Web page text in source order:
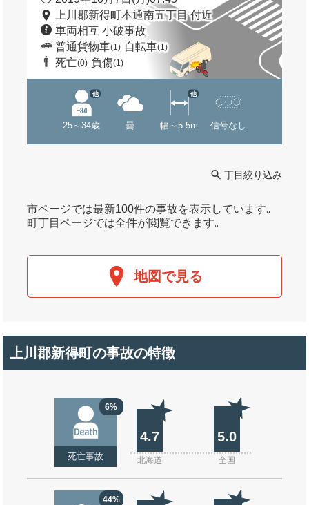
上川郡新得町本通南五丁目 付近
車両相互 小破事故
普通貨物車(1) 自転車(1)
死亡(0) 負傷(1)
25～34歳
他
曇 幅～5.5m
他
信号なし
丁目絞り込み
市ページでは最新100件の事故を表示しています｡
町丁目ページでは全件が閲覧できます｡
地図で見る
上川郡新得町の事故の特徴
6%
死亡事故
4.7 5.0
北海道 全国
44%